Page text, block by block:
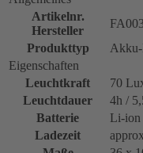
Artikelnr.
Hersteller
Produkttyp
Akku-
Eigenschaften
Leuchtkraft
70
Leuchtdauer
4h /
Batterie
Li-ion
Ladezeit